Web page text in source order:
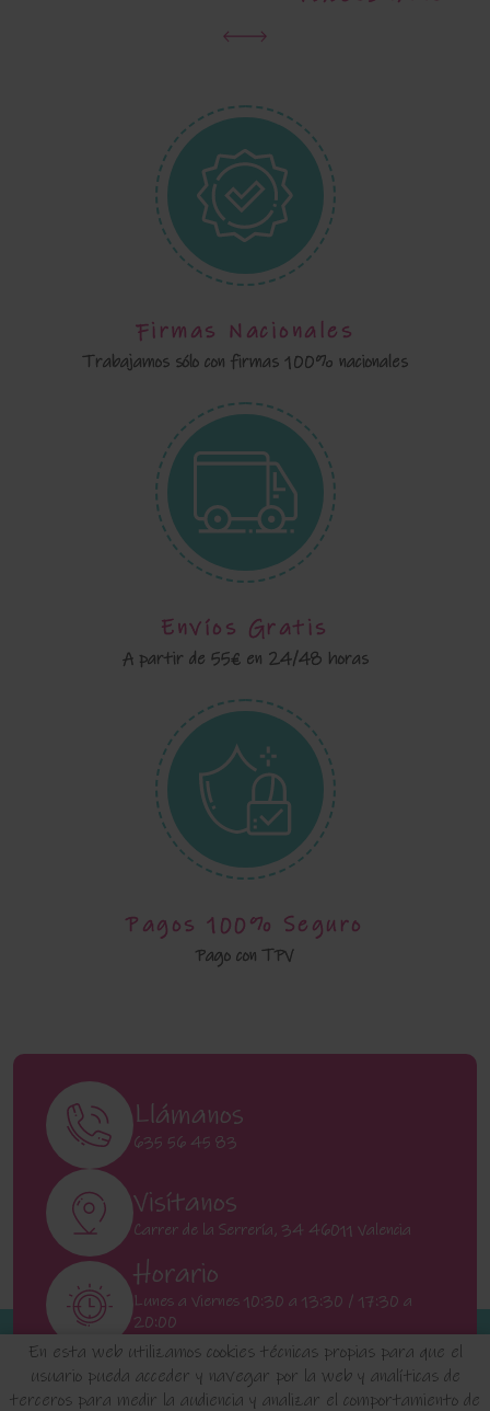
Firmas Nacionales
Trabajamos sólo con firmas 100% nacionales
Envíos Gratis
A partir de 55€ en 24/48 horas
Pagos 100% Seguro
Pago con TPV
En esta web utilizamos cookies técnicas propias para que el
usuario pueda acceder y navegar por la web y analíticas de
terceros para medir la audiencia y analizar el comportamiento de
Llámanos
635 56 45 83
Visítanos
Carrer de la Serrería, 34 46011 Valencia
Horario
Lunes a Viernes 10:30 a 13:30 / 17:30 a
20:00
Sábados 11:00 a 13:00